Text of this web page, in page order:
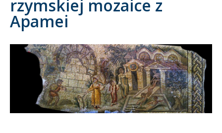
Kandydat
Absolwent
rzymskiej mozaice z
Apamei